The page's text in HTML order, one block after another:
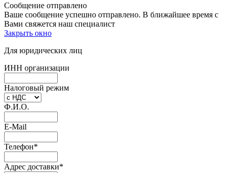
Сообщение отправлено
Ваше сообщение успешно отправлено. В ближайшее время с
Вами свяжется наш специалист
Закрыть окно
Для юридических лиц
ИНН организации
Налоговый режим
Ф.И.О.
E-Mail
Телефон*
Адрес доставки*